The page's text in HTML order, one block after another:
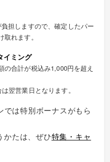
担しますので、確定したパー
れます。
イミング
の合計が税込み1,000円を超え
翌営業日となります。
は特別ボーナスがもら
かたは、ぜひ特集・キャ